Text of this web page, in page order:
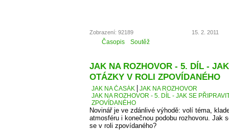
Zobrazení: 92189 15. 2. 2011
Časopis Soutěž
JAK NA ROZHOVOR - 5. DÍL -
OTÁZKY V ROLI ZPOVÍDANÉHO
JAK NA ČASÁK
JAK NA ROZHOVOR
JAK NA ROZHOVOR - 5. DÍL - JAK SE
ZPOVÍDANÉHO
Novinář je ve zdánlivé výhodě: volí téma,
atmosféru i konečnou podobu rozhovoru. Jak
se v roli zpovídaného?